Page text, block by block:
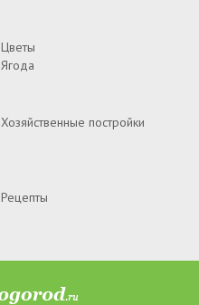
Цветы
Ягода
Хозяйственные постройки
Рецепты